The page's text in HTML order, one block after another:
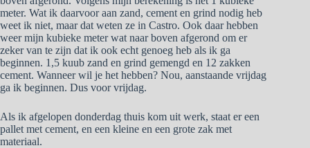
meter. Wat ik daarvoor aan zand, cement en grind nodig heb
weet ik niet, maar dat weten ze in Castro. Ook daar hebben
weer mijn kubieke meter wat naar boven afgerond om er
zeker van te zijn dat ik ook echt genoeg heb als ik ga
beginnen. 1,5 kuub zand en grind gemengd en 12 zakken
cement. Wanneer wil je het hebben? Nou, aanstaande vrijdag
ga ik beginnen. Dus voor vrijdag.
Als ik afgelopen donderdag thuis kom uit werk, staat er een
pallet met cement, en een kleine en een grote zak met
materiaal.